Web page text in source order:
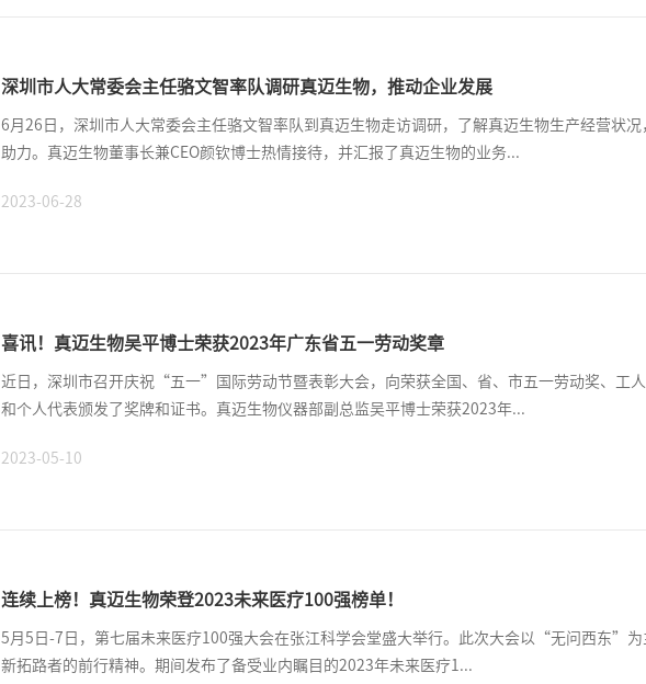
深圳市人大常委会主任骆文智率队调研真迈生物，推动企业发展
6月26日，深圳市人大常委会主任骆文智率队到真迈生物走访调研，了解真迈生物生产经营状
助力。真迈生物董事长兼CEO颜钦博士热情接待，并汇报了真迈生物的业务...
2023-06-28
喜讯！真迈生物吴平博士荣获2023年广东省五一劳动奖章
近日，深圳市召开庆祝“五一”国际劳动节暨表彰大会，向荣获全国、省、市五一劳动奖、工
和个人代表颁发了奖牌和证书。真迈生物仪器部副总监吴平博士荣获2023年...
2023-05-10
连续上榜！真迈生物荣登2023未来医疗100强榜单！
5月5日-7日，第七届未来医疗100强大会在张江科学会堂盛大举行。此次大会以“无问西东”为
新拓路者的前行精神。期间发布了备受业内瞩目的2023年未来医疗1...